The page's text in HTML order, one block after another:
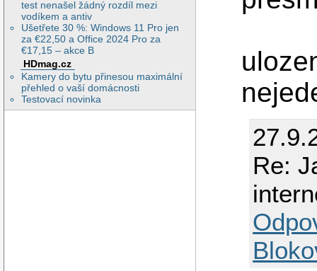
test nenašel žádný rozdíl mezi
vodíkem a antiv
Ušetřete 30 %: Windows 11 Pro jen
za €22,50 a Office 2024 Pro za
€17,15 – akce B
HDmag.cz
Kamery do bytu přinesou maximální
přehled o vaší domácnosti
Testovací novinka
Re: